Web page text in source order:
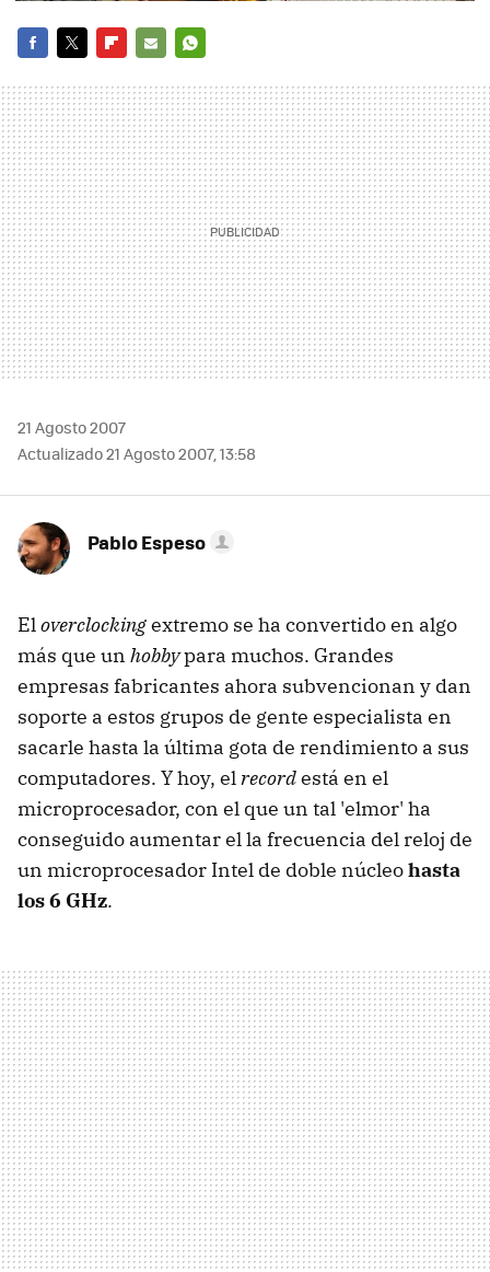
MAIL
21 Agosto 2007
Actualizado 21 Agosto 2007, 13:58
Pablo Espeso
Eloverclockingextremo se ha convertido en algo
más que un hobbypara muchos. Grandes
empresas fabricantes ahora subvencionan y dan
soporte a estos grupos de gente especialista en
sacarle hasta la última gota de rendimiento a sus
computadores. Y hoy, elrecordestá en el
microprocesador, con el que un tal 'elmor' ha
conseguido aumentar el la frecuencia del reloj de
un microprocesador Intel de doble núcleohasta
los 6 GHz.